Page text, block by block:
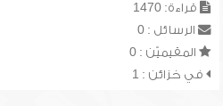
قراءة: 1470
الرسائل : 0
المقيميّن : 0
في خزائن : 1